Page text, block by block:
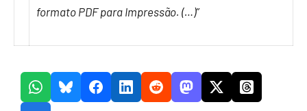
formato PDF para Impressão. (…)”